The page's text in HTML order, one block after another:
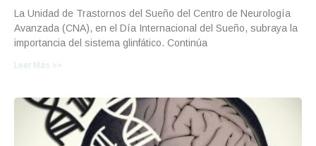
La Unidad de Trastornos del Sueño del Centro de Neurología
Avanzada (CNA), en el Día Internacional del Sueño, subraya la
importancia del sistema glinfático. Continúa
Leer Más >>